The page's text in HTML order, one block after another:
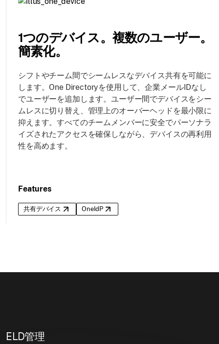
1つのデバイス。複数のユーザー。
簡素化。
シフトやチーム間でシームレスなデバイス共有を可能に
します。One Directoryを使用して、企業メールIDなし
でユーザーを追加します。ユーザー間でデバイスをシー
ムレスに切り替え、管理上のオーバーヘッドを最小限に
抑えます。すべてのチームメンバーに安全でパーソナラ
イズされたアクセスを確保しながら、デバイスの再利用
性を高めます。
Features
共有デバイス OneIdP
ELD管理